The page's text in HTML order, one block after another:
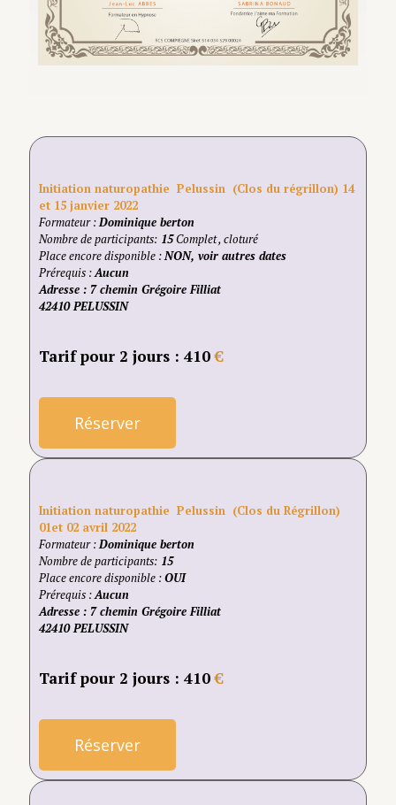
Initiation naturopathie Pelussin (Clos du régrillon) 14
et 15 janvier 2022
Formateur :Dominique berton
Nombre de participants: 15Complet , cloturé
Place encore disponible :NON, voir autres dates
Prérequis :Aucun
Adresse : 7 chemin Grégoire Filliat
42410 PELUSSIN
Tarif pour 2 jours : 410€
Réserver
Initiation naturopathie Pelussin (Clos du Régrillon)
01et 02 avril 2022
Formateur :Dominique berton
Nombre de participants: 15
Place encore disponible :OUI
Prérequis :Aucun
Adresse : 7 chemin Grégoire Filliat
42410 PELUSSIN
Tarif pour 2 jours : 410€
Réserver